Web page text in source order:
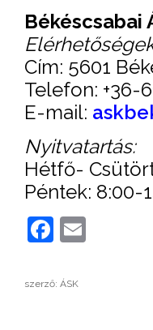
Békéscsabai
Cím: 5601
Telefon: +36-
E-mail:
Nyitvatartás:
Hétfő-
Péntek: 8:00-
Facebook
szerző: ÁSK